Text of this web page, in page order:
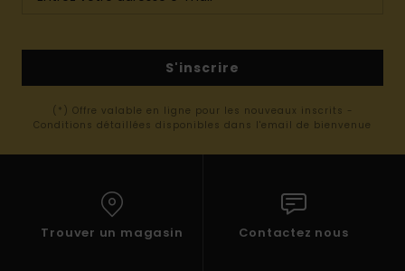
S'inscrire
(*) Offre valable en ligne pour les nouveaux inscrits -
Conditions détaillées disponibles dans l'email de bienvenue
Trouver un magasin Contactez nous